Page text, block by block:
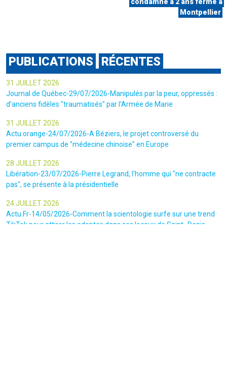
Montpellier
PUBLICATIONS RÉCENTES
31 JUILLET 2026
Journal de Québec-29/07/2026-Manipulés par la peur, oppressés :
d'anciens fidèles "traumatisés" par l'Armée de Marie
31 JUILLET 2026
Actu orange-24/07/2026-A Béziers, le projet controversé du
premier campus de "médecine chinoise" en Europe
28 JUILLET 2026
Libération-23/07/2026-Pierre Legrand, l'homme qui "ne contracte
pas", se présente à la présidentielle
24 JUILLET 2026
Actu.Fr-14/05/2026-Comment la scientologie surfe sur une trend
TikTok pour attirer les adeptes dans ses locaux de Saint -Denis